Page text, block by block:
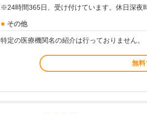
※24時間365日、受け付けています。休日深夜
その他
特定の医療機関名の紹介は行っておりません。
無料